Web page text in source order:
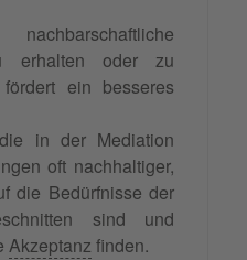
erhalten oder zu
ein besseres
in der Mediation
oft nachhaltiger,
die Bedürfnisse der
sind und
Akzeptanz finden.